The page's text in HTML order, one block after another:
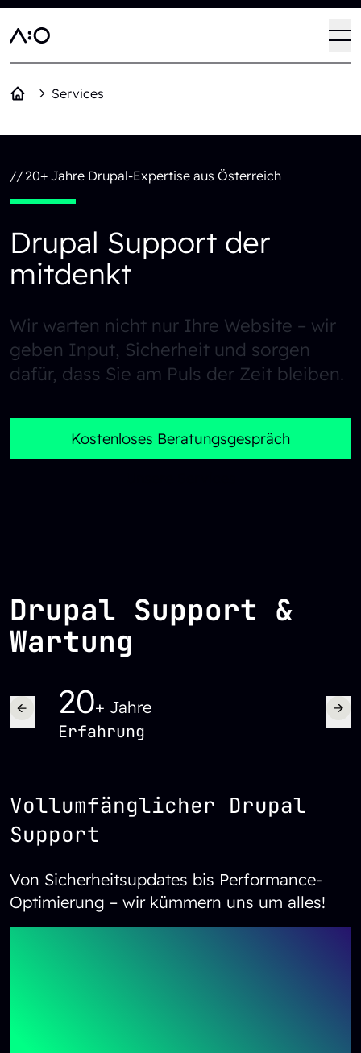
Services
// 20+ Jahre Drupal-Expertise aus Österreich
Drupal Support der
mitdenkt
Wir warten nicht nur Ihre Website – wir
geben Input, Sicherheit und sorgen
dafür, dass Sie am Puls der Zeit bleiben.
Kostenloses Beratungsgespräch
Drupal Support &
Wartung
20+ Jahre
Erfahrung
12
im
Vollumfänglicher Drupal
Support
Von Sicherheitsupdates bis Performance-
Optimierung – wir kümmern uns um alles!